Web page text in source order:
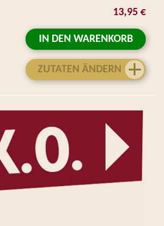
13,95 €
IN DEN WARENKORB
ZUTATEN ÄNDERN